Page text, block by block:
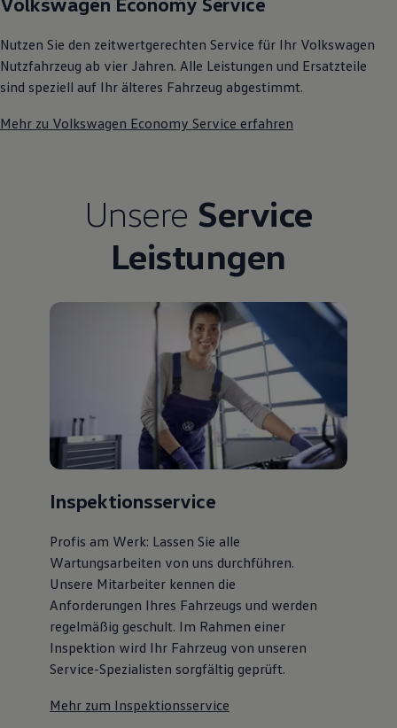
California Welt
California Magazin & Ratgeber
Vanlife
Ratgeber
Routen & Reisen
California App
Karriere
Karriere im Unternehmen
Nachhaltigkeit
Kunden
Rückblick VW Bus Festival 2023
75 Jahre Bulli Jubiläum
Bulli Magazin
Fahrzeugabholung ab Werk
Nutzen Sie den zeitwertgerechten Service für Ihr Volkswagen
Nutzfahrzeug ab vier Jahren. Alle Leistungen und Ersatzteile
sind speziell auf Ihr älteres Fahrzeug abgestimmt.
Mehr zu Volkswagen Economy Service erfahren
Unsere Service
Leistungen
Inspektionsservice
Profis am Werk: Lassen Sie alle
Wartungsarbeiten von uns durchführen.
Unsere Mitarbeiter kennen die
Anforderungen Ihres Fahrzeugs und werden
regelmäßig geschult. Im Rahmen einer
Inspektion wird Ihr Fahrzeug von unseren
Service-Spezialisten sorgfältig geprüft.
Mehr zum Inspektionsservice